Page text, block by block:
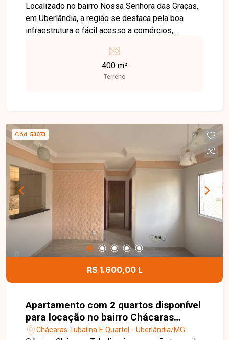
Localizado no bairro Nossa Senhora das Graças,
em Uberlândia, a região se destaca pela boa
infraestrutura e fácil acesso a comércios,
opção para quem busca praticidade no dia a dia.
O imóvel possui 400 m² de terreno, amplo e bem
localizado dentro do bairro, ideal para construção
informações!
400 m²
Terreno
Cód. 53073
R$ 1.600,00 L
Apartamento com 2 quartos disponível
para locação no bairro Chácaras
Tubalina em Uberlândia-MG
Chácaras Tubalina E Quartel - Uberlândia/MG